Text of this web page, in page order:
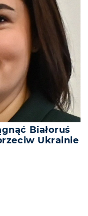
Białoruś
Ukrainie